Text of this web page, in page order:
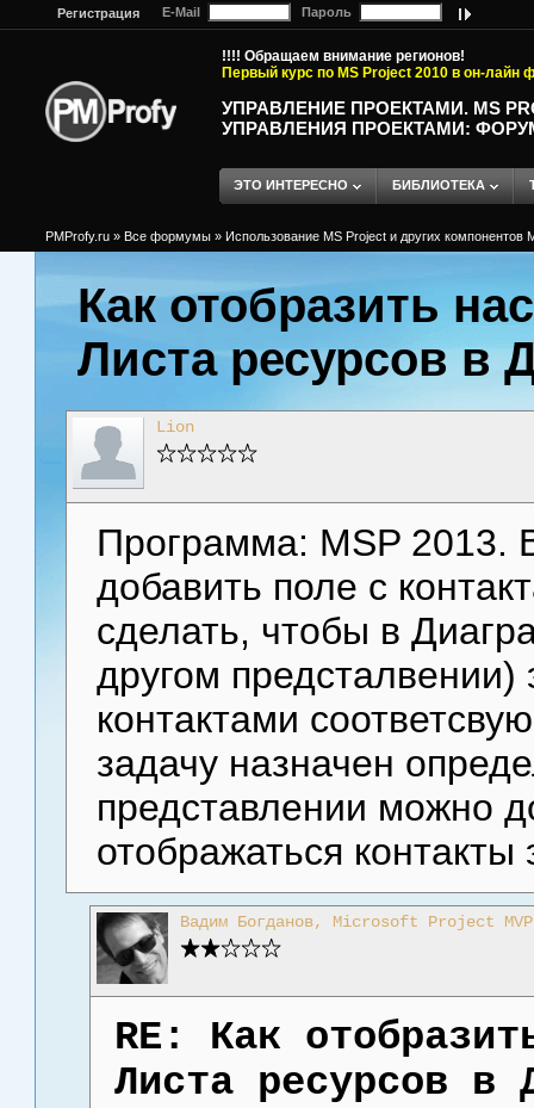
Регистрация E-Mail Пароль
!!!! Обращаем внимание регионов!
Первый курс по MS Project 2010 в он-лайн
УПРАВЛЕНИЕ ПРОЕКТАМИ. MS
УПРАВЛЕНИЯ ПРОЕКТАМИ:
ЭТО ИНТЕРЕСНО БИБЛИОТЕКА
PMProfy.ru » Все формумы » Использование MS Project и других компонентов
Как отобразить
Листа ресурсов в
Lion
Программа: MSP 2013.
добавить поле с
сделать, чтобы в
другом предсталвении)
контактами
задачу назначен
представлении можно
отображаться контакты
Вадим Богданов, Microsoft Project
RE: Как
Листа ресурсов в